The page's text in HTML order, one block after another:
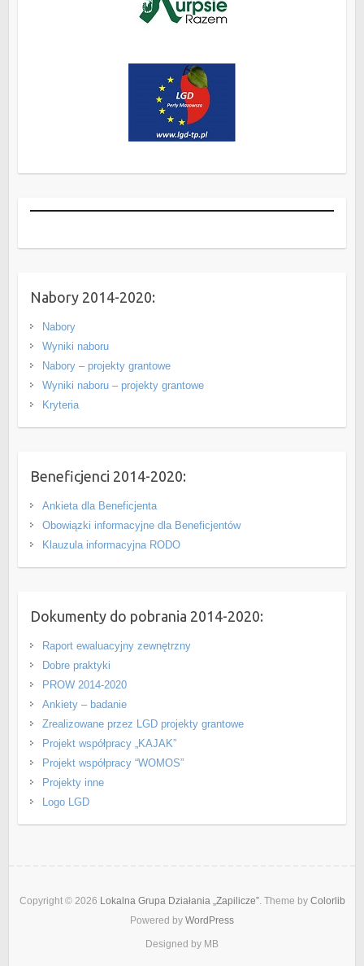
Nabory 2014-2020:
Nabory
Wyniki naboru
Nabory – projekty grantowe
Wyniki naboru – projekty grantowe
Kryteria
Beneficjenci 2014-2020:
Ankieta dla Beneficjenta
Obowiązki informacyjne dla Beneficjentów
Klauzula informacyjna RODO
Dokumenty do pobrania 2014-2020:
Raport ewaluacyjny zewnętrzny
Dobre praktyki
PROW 2014-2020
Ankiety – badanie
Zrealizowane przez LGD projekty grantowe
Projekt współpracy „KAJAK”
Projekt współpracy “WOMOS”
Projekty inne
Logo LGD
Copyright © 2026 Lokalna Grupa Działania „Zapilicze”. Theme by Colorlib
Powered by WordPress
Designed by MB